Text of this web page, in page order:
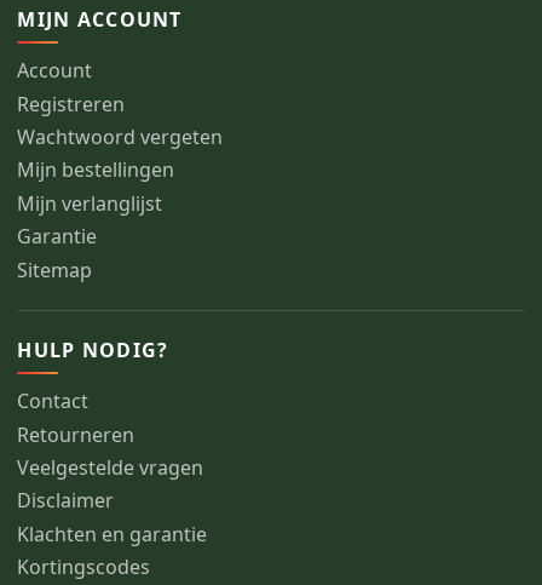
MIJN ACCOUNT
Account
Registreren
Wachtwoord vergeten
Mijn bestellingen
Mijn verlanglijst
Garantie
Sitemap
HULP NODIG?
Contact
Retourneren
Veelgestelde vragen
Disclaimer
Klachten en garantie
Kortingscodes